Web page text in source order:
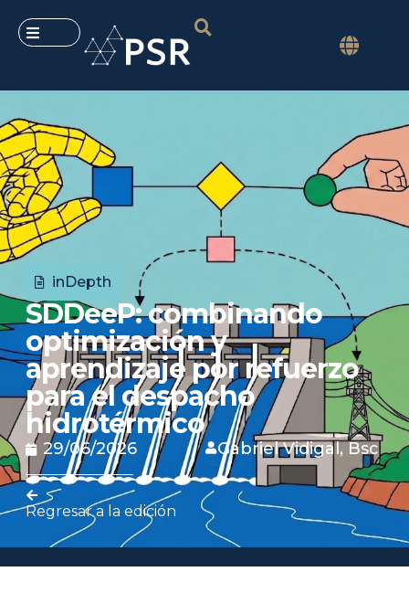
inDepth
SDDeeP: combinando
optimización y
aprendizaje por refuerzo
para el despacho
hidrotérmico
29/06/2026 Gabriel Vidigal, Bsc
Regresar a la edición